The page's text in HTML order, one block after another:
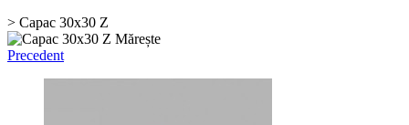
> Capac 30x30 Z
Mărește
Precedent